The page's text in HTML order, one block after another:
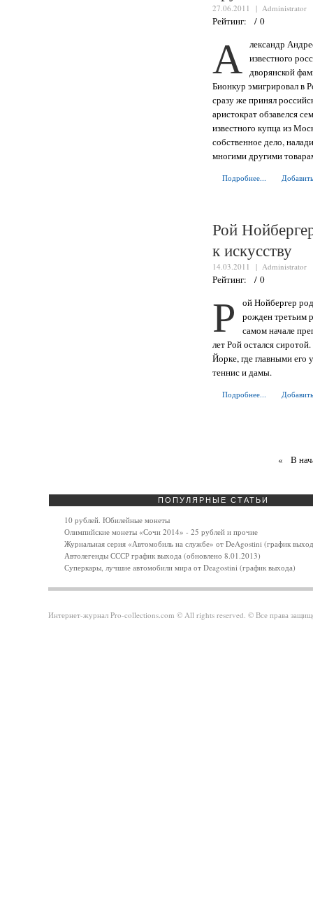
27.06.2011 | Administrator
Рейтинг: / 0
А лександр
известного
дворянской
Бионкур эмигрировал в
сразу же принял
аристократ обзавелся
известного купца из
собственное дело,
многими другими
Подробнее...
Рой
к искусству
14.03.2011 | Administrator
Рейтинг: / 0
Р
ой Нойбергер
рожден третьим
самом начале
лет Рой остался
Йорке, где главными его
теннис и дамы.
Подробнее...
« В
ПОПУЛЯРНЫЕ СТАТЬИ
10 рублей. Юбилейные монеты
Олимпийские монеты «Сочи 2014» - 25 рублей и прочие
Журнальная серия «Автомобиль на службе» от DeAgostini (график
Автолегенды СССР график выхода (обновлено 8.01.2013)
Суперкары, лучшие автомобили мира от Deagostini (график выхода)
Интернет-журнал Pro-collections.com © All rights reserved. © Все права